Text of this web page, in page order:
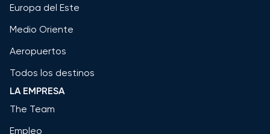
Europa del Este
Medio Oriente
Aeropuertos
Todos los destinos
LA EMPRESA
The Team
Empleo